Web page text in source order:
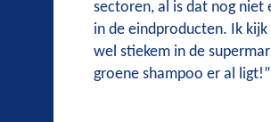
sectoren, al is dat nog niet
in de eindproducten. Ik kijk
wel stiekem in de
groene shampoo er al ligt!”